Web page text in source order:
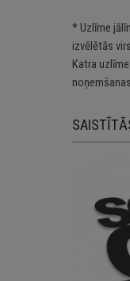
* Uzlīme
izvēlētās
Katra